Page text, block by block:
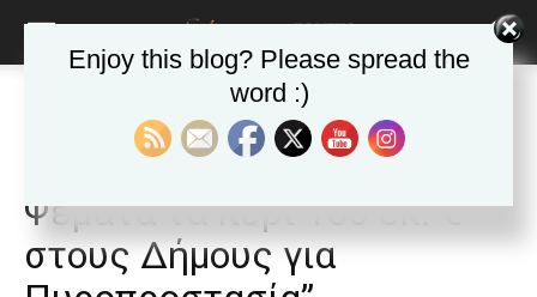
Αυτοδιοίκηση
Αυτοδιοίκηση Δημοφιλή άρθρα
“Άδικες οι κατηγορίες –
Ψέματα τα περί 150 εκ. €
στους Δήμους για
Enjoy this blog? Please spread the
word :)